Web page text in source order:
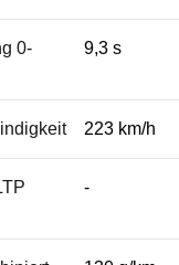
0-
9,3 s
223 km/h
-